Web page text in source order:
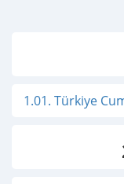
1.01. Türkiye